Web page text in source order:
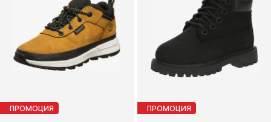
ПРОМОЦИЯ ПРОМОЦИЯ